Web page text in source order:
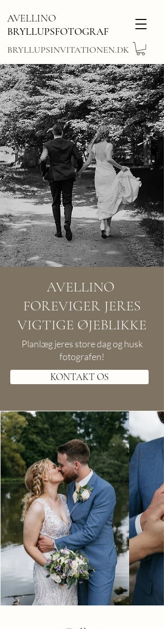
AVELLINO
BRYLLUPSFOTOGRAF
BRYLLUPSINVITATIONEN.DK
AVELLINO
FOREVIGER JERES
VIGTIGE ØJEBLIKKE
Planlæg jeres store dag og husk
fotografen!
KONTAKT OS